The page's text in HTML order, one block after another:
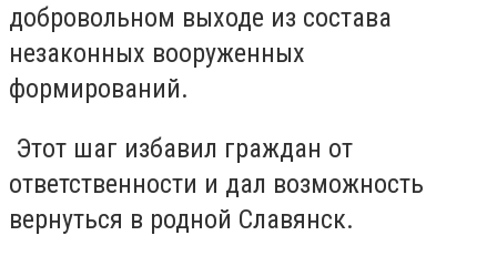
добровольном выходе из состава
незаконных вооруженных
формирований.
Этот шаг избавил граждан от
ответственности и дал возможность
вернуться в родной Славянск.